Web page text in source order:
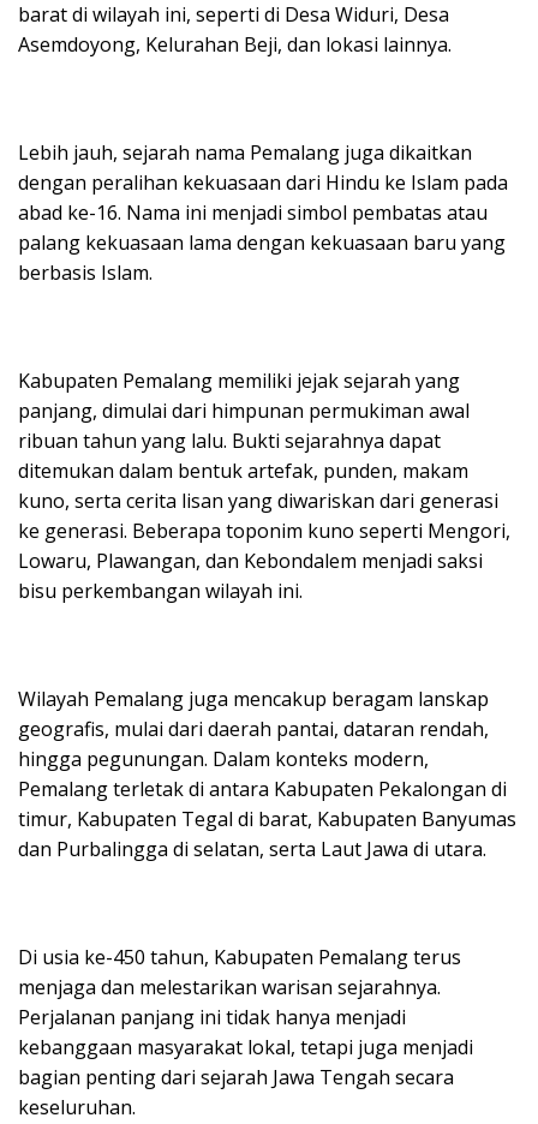
barat di wilayah ini, seperti di Desa Widuri, Desa
Asemdoyong, Kelurahan Beji, dan lokasi lainnya.
Lebih jauh, sejarah nama Pemalang juga dikaitkan
dengan peralihan kekuasaan dari Hindu ke Islam pada
abad ke-16. Nama ini menjadi simbol pembatas atau
palang kekuasaan lama dengan kekuasaan baru yang
berbasis Islam.
Kabupaten Pemalang memiliki jejak sejarah yang
panjang, dimulai dari himpunan permukiman awal
ribuan tahun yang lalu. Bukti sejarahnya dapat
ditemukan dalam bentuk artefak, punden, makam
kuno, serta cerita lisan yang diwariskan dari generasi
ke generasi. Beberapa toponim kuno seperti Mengori,
Lowaru, Plawangan, dan Kebondalem menjadi saksi
bisu perkembangan wilayah ini.
Wilayah Pemalang juga mencakup beragam lanskap
geografis, mulai dari daerah pantai, dataran rendah,
hingga pegunungan. Dalam konteks modern,
Pemalang terletak di antara Kabupaten Pekalongan di
timur, Kabupaten Tegal di barat, Kabupaten Banyumas
dan Purbalingga di selatan, serta Laut Jawa di utara.
Di usia ke-450 tahun, Kabupaten Pemalang terus
menjaga dan melestarikan warisan sejarahnya.
Perjalanan panjang ini tidak hanya menjadi
kebanggaan masyarakat lokal, tetapi juga menjadi
bagian penting dari sejarah Jawa Tengah secara
keseluruhan.